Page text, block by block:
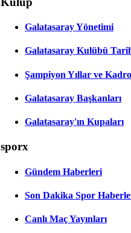
Galatasaray Yönetimi
Galatasaray Kulübü
Şampiyon Yıllar ve
Galatasaray Başkanları
Galatasaray'ın Kupaları
sporx
Gündem Haberleri
Son Dakika Spor
Canlı Maç Yayınları